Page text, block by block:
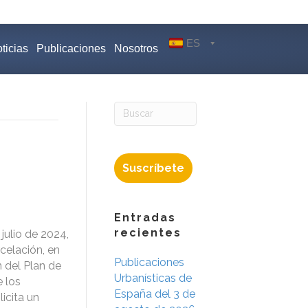
Publicaciones Nosotros ES
de 2024,
en
del Plan de
los
un
Suscríbete
Entradas
recientes
Publicaciones
Urbanísticas de
España del 3 de